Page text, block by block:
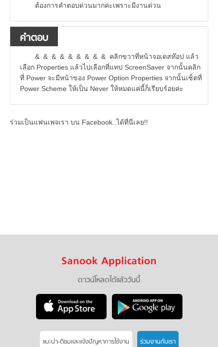
ต้องการคำตอบด่วนมากค่ะเพราะมีงานด่วน
คำตอบ
& & & & & & & & & คลิกขวาที่หน้าจอเดสท๊อป แล้ว
เลือก Properties แล้วไปเลือกที่แทป ScreenSaver จากนั้นคลิก
ที่ Power จะมีหน้าของ Power Option Properties จากนั้นเซ็ตที่
Power Scheme ให้เป็น Never ให้หมดแค่นี้ก็เรียบร้อยค่ะ
ร่วมเป็นแฟนเพจเรา บน Facebook..ได้ที่นี่เลย!!
Sanook Application
ดาวน์โหลดได้แล้ววันนี้
แนะนำ-ติชมเเละแจ้งปัญหาการใช้งาน ร่วมงานกับเรา